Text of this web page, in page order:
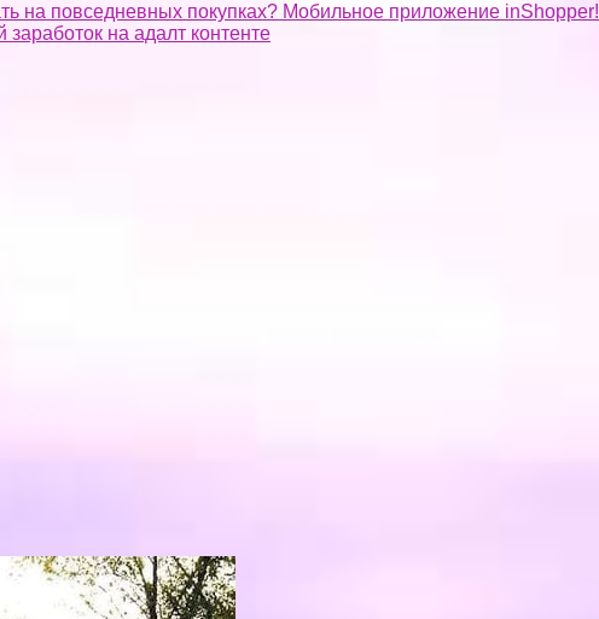
на повседневных покупках? Мобильное приложение inShopper!
заработок на адалт контенте